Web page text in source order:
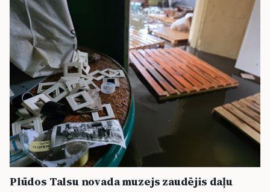
Plūdos Talsu novada muzejs zaudējis daļu